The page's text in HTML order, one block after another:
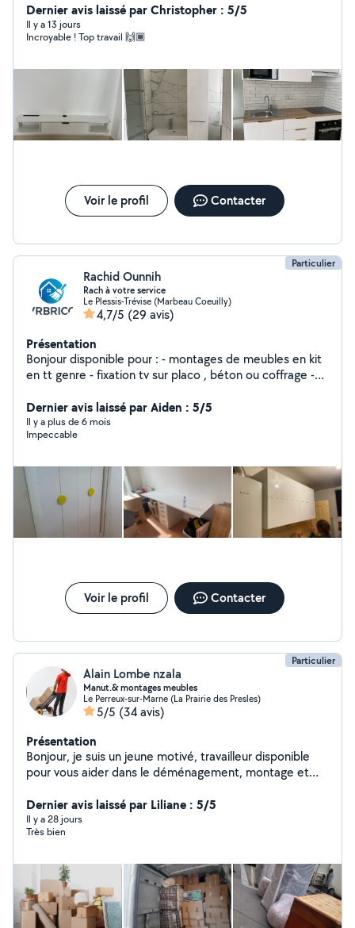
meubles Réparations diverses Parois de douche Fixation
TV / étagères / tringles Petits travaux de plomberie
Petits travaux d'électricité Petits travaux de peinture Je
contacter
Dernier avis laissé par Christopher : 5/5
Il y a 13 jours
Incroyable ! Top travail 🙌🏾
Voir le profil Contacter
Particulier
Rachid Ounnih
Rach à votre service
Le Plessis-Trévise (Marbeau Coeuilly)
4,7/5 (29 avis)
Présentation
Bonjour disponible pour : - montages de meubles en kit
en tt genre - fixation tv sur placo , béton ou coffrage -
intervention plomberie basic remplacement robinet ,
joints, colonne de douches etc etc - création meuble
sur mesure (étagères, plan de travail - peinture murs et
montage et pose de cuisine entière - raccordement
électroménager ou remplacement -Pose de parquet ou
carrelage. - intervention à tout heures selon l'urgence.
N'hésitez pas a me proposer vos demandes, nous
aurons tout le plaisir d'y répondre et pourquoi trouver un
satisfaire
Dernier avis laissé par Aiden : 5/5
Il y a plus de 6 mois
Impeccable
Voir le profil Contacter
Particulier
Alain Lombe nzala
Manut.& montages meubles
Le Perreux-sur-Marne (La Prairie des Presles)
5/5 (34 avis)
Présentation
Bonjour, je suis un jeune motivé, travailleur disponible
pour vous aider dans le déménagement, montage et
services envoyer votre numéro je vous recontacterais
Dernier avis laissé par Liliane : 5/5
Il y a 28 jours
Très bien